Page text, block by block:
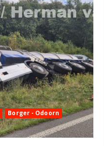
Borger - Odoorn